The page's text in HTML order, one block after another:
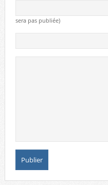
sera pas publiée)